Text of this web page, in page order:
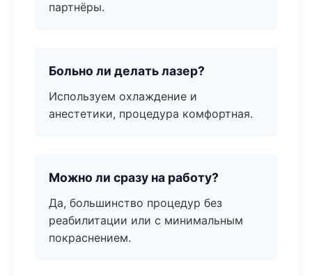
партнёры.
Больно ли делать лазер?
Используем охлаждение и
анестетики, процедура комфортная.
Можно ли сразу на работу?
Да, большинство процедур без
реабилитации или с минимальным
покраснением.